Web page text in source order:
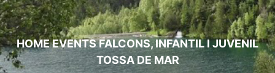
HOMEEVENTSFALCONS,INFANTIL I JUVENIL
TOSSA DE MAR